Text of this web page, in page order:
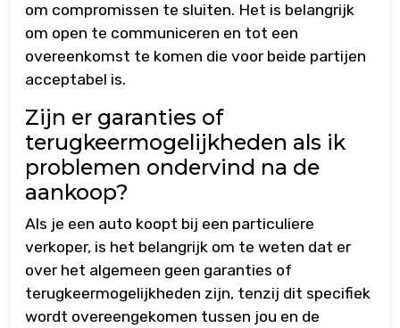
om compromissen te sluiten. Het is belangrijk
om open te communiceren en tot een
overeenkomst te komen die voor beide partijen
acceptabel is.
Zijn er garanties of
terugkeermogelijkheden als ik
problemen ondervind na de
aankoop?
Als je een auto koopt bij een particuliere
verkoper, is het belangrijk om te weten dat er
over het algemeen geen garanties of
terugkeermogelijkheden zijn, tenzij dit specifiek
wordt overeengekomen tussen jou en de